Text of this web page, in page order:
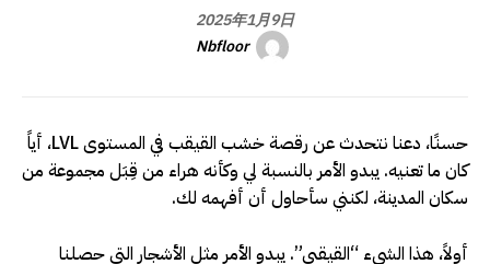
2025年1月9日
Nbfloor
حسنًا، دعنا نتحدث عن رقصة خشب القيقب في المستوى LVL، أياً
كان ما تعنيه. يبدو الأمر بالنسبة لي وكأنه هراء من قِبَل مجموعة من
سكان المدينة، لكنني سأحاول أن أفهمه لك.
أولاً، هذا الشيء “القيقبي”. يبدو الأمر مثل الأشجار التي حصلنا